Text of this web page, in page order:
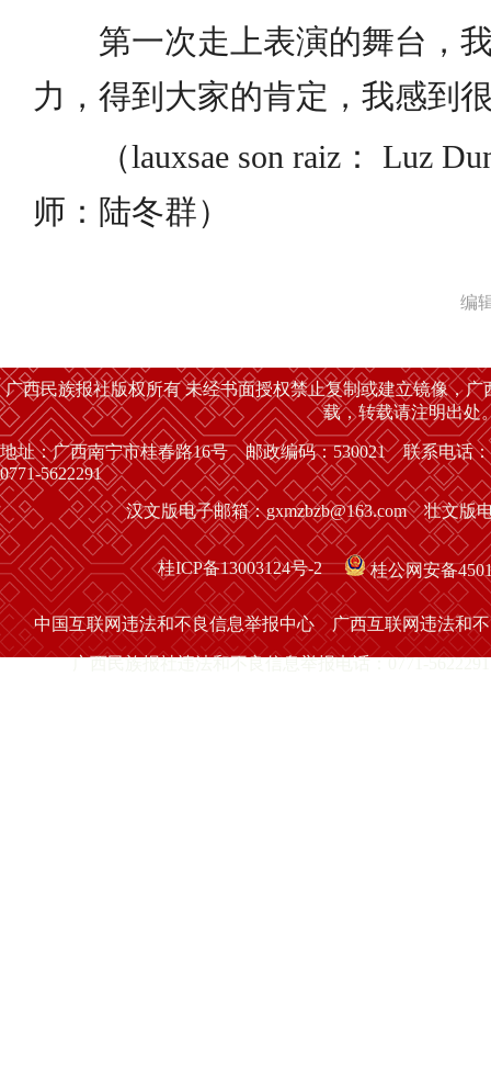
第一次走上表演的舞台，我
力，得到大家的肯定，我感到
（lauxsae son raiz： Luz
师：陆冬群）
编
广西民族报社版权所有 未经书面授权禁止复制或建立镜像，
载，转载请注明出处
地址：广西南宁市桂春路16号 邮政编码：530021 联系电话：
0771-5622291
汉文版电子邮箱：gxmzbzb@163.com 壮文版
桂ICP备13003124号-2 桂公网安备
中国互联网违法和不良信息举报中心 广西互联网违法和
广西民族报社违法和不良信息举报电话：0771-